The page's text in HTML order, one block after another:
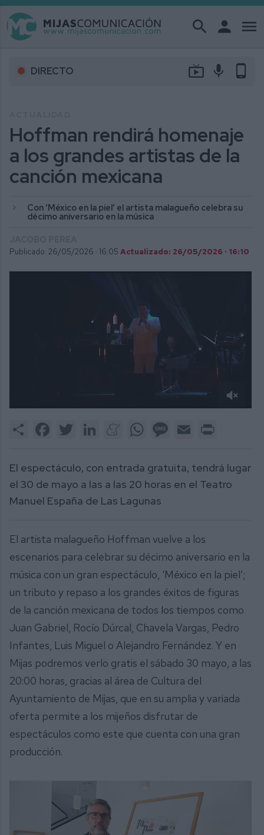
search person menu
DIRECTO live_tv mic phone_android
Hoffman rendirá homenaje
a los grandes artistas de la
canción mexicana
Con ‘México en la piel’ el artista malagueño celebra su
décimo aniversario en la música
Publicado: 26/05/2026 · 16:05 Actualizado: 26/05/2026 · 16:10
1
Share FacebookTwitter LinkedInMeneameWhatsAppMessage
Email
El espectáculo, con entrada gratuita, tendrá lugar
el 30 de mayo a las a las 20 horas en el Teatro
Manuel España de Las Lagunas
El artista malagueño Hoffman vuelve a los
escenarios para celebrar su décimo aniversario en la
música con un gran espectáculo, ‘México en la piel’;
un tributo y repaso a los grandes éxitos de figuras
de la canción mexicana de todos los tiempos como
Juan Gabriel, Rocío Dúrcal, Chavela Vargas, Pedro
Infantes, Luis Miguel o Alejandro Fernández. Y en
Mijas podremos verlo gratis el sábado 30 mayo, a las
20:00 horas, gracias al área de Cultura del
Ayuntamiento de Mijas, que en su amplia y variada
oferta permite a los mijeños disfrutar de
espectáculos como este que cuenta con una gran
producción.